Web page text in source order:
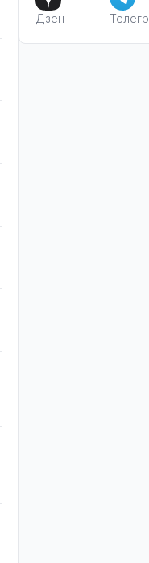
Дзен